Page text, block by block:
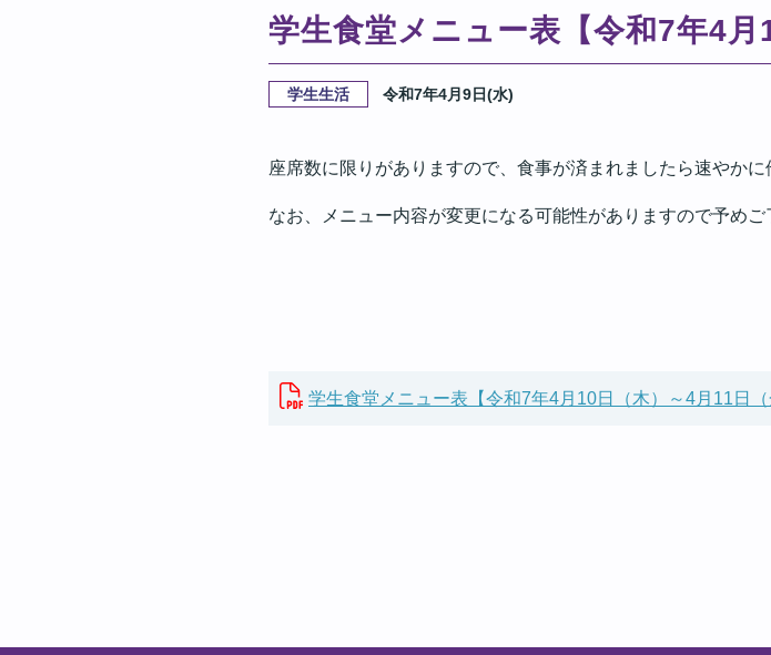
学生食堂メニュー表【令和7年4月
学生生活 令和7年4月9日(水)
座席数に限りがありますので、食事が済まれましたら速やか
なお、メニュー内容が変更になる可能性がありますので予めご
学生食堂メニュー表【令和7年4月10日（木）～4月11日（